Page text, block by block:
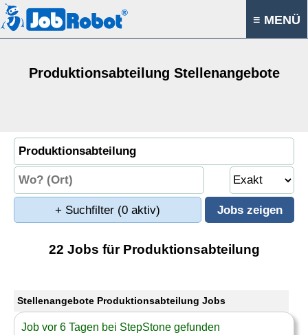
≡ MENÜ
Produktionsabteilung Stellenangebote
+ Suchfilter (0 aktiv)
22 Jobs für Produktionsabteilung
Stellenangebote Produktionsabteilung Jobs
Job vor 6 Tagen bei StepStone gefunden